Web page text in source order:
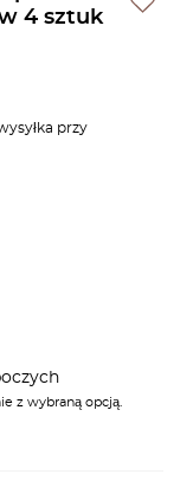
4 sztuk
przy
z wybraną opcją.